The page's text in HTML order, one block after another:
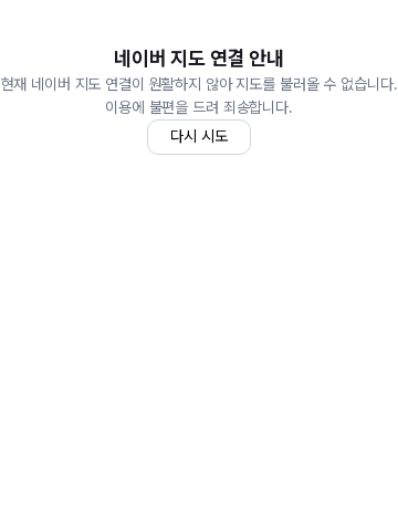
네이버 지도 연결 안내
현재 네이버 지도 연결이 원활하지 않아 지도를 불러올 수 없습니다.
이용에 불편을 드려 죄송합니다.
다시 시도